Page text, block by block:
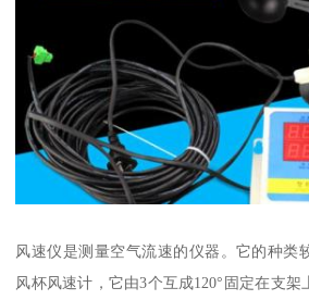
风速仪是测量空气流速的仪器。它的种类
风杯风速计，它由3个互成120°固定在支